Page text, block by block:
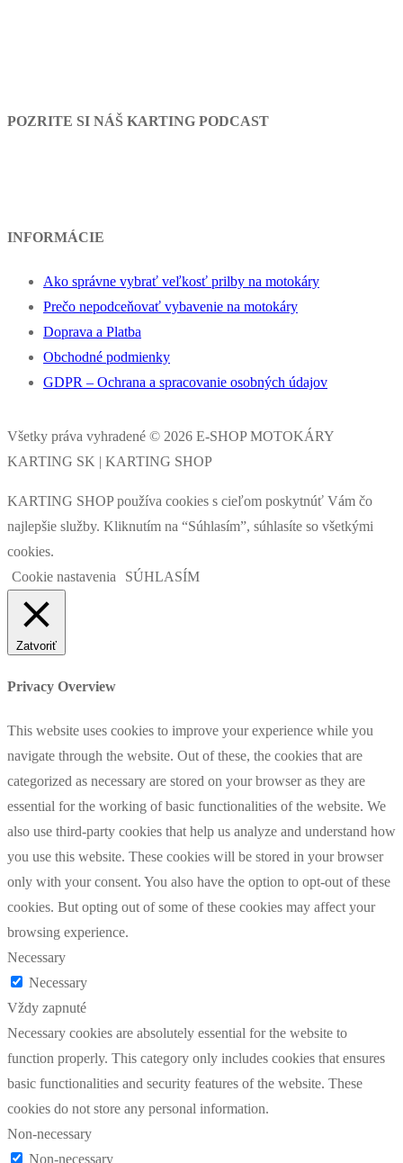
POZRITE SI NÁŠ KARTING PODCAST
INFORMÁCIE
Ako správne vybrať veľkosť prilby na motokáry
Prečo nepodceňovať vybavenie na motokáry
Doprava a Platba
Obchodné podmienky
GDPR – Ochrana a spracovanie osobných údajov
Všetky práva vyhradené © 2026 E-SHOP MOTOKÁRY
KARTING SK | KARTING SHOP
KARTING SHOP používa cookies s cieľom poskytnúť Vám čo
najlepšie služby. Kliknutím na “Súhlasím”, súhlasíte so všetkými
cookies.
Cookie nastavenia
SÚHLASÍM
Zatvoriť
Privacy Overview
This website uses cookies to improve your experience while you
navigate through the website. Out of these, the cookies that are
categorized as necessary are stored on your browser as they are
essential for the working of basic functionalities of the website. We
also use third-party cookies that help us analyze and understand how
you use this website. These cookies will be stored in your browser
only with your consent. You also have the option to opt-out of these
cookies. But opting out of some of these cookies may affect your
browsing experience.
Necessary
Necessary
Vždy zapnuté
Necessary cookies are absolutely essential for the website to
function properly. This category only includes cookies that ensures
basic functionalities and security features of the website. These
cookies do not store any personal information.
Non-necessary
Non-necessary